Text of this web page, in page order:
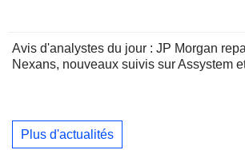
Avis d'analystes du jour : JP Morgan
Nexans, nouveaux suivis sur Assystem
Plus d'actualités